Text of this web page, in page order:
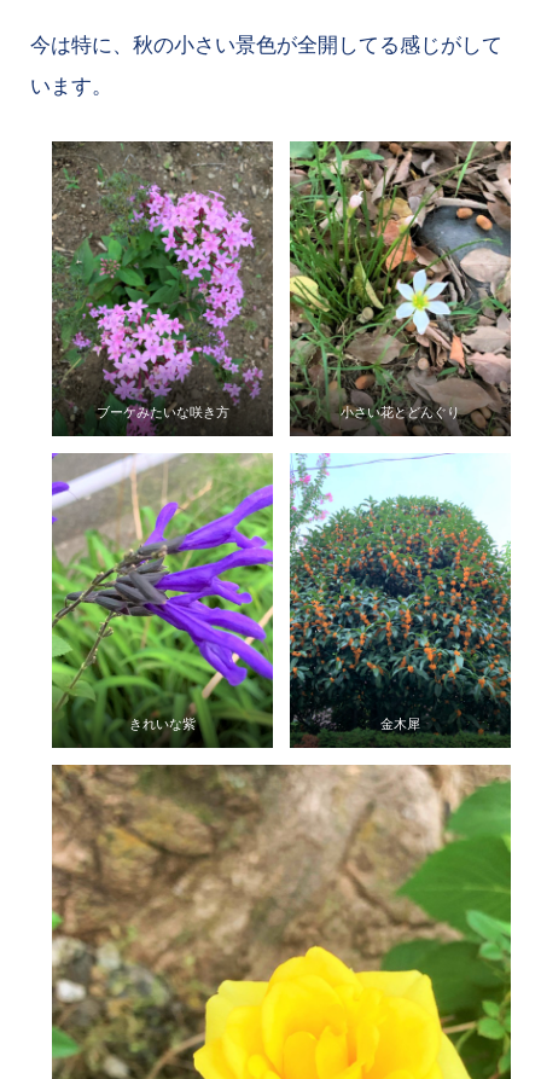
今は特に、秋の小さい景色が全開してる感じがして
います。
ブーケみたいな咲き方 小さい花とどんぐり
きれいな紫 金木犀